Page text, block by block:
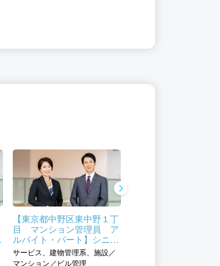
【東京都中野区東中野１丁
目 マンション管理員 ア
ルバイト・パート】シニア
活躍中 未経験も積極採用
マンション管理員
サービス、建物管理系、施設／
マンション／ビル管理